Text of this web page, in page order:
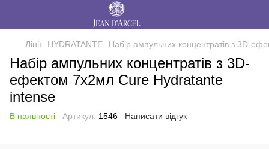
Лінії HYDRATANTE Набір ампульних концентратів з 3D-
Набір ампульних концентратів з 3D-
ефектом 7х2мл Cure Hydratante
intense
В наявності Артикул: 1546 Написати відгук